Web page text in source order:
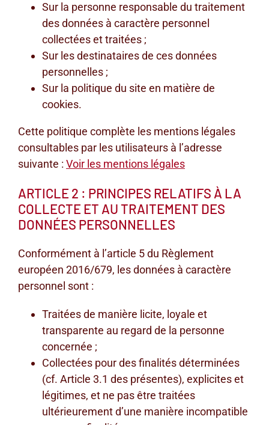
Sur la personne responsable du traitement
des données à caractère personnel
collectées et traitées ;
Sur les destinataires de ces données
personnelles ;
Sur la politique du site en matière de
cookies.
Cette politique complète les mentions légales
consultables par les utilisateurs à l’adresse
suivante : Voir les mentions légales
ARTICLE 2 : PRINCIPES RELATIFS À LA
COLLECTE ET AU TRAITEMENT DES
DONNÉES PERSONNELLES
Conformément à l’article 5 du Règlement
européen 2016/679, les données à caractère
personnel sont :
Traitées de manière licite, loyale et
transparente au regard de la personne
concernée ;
Collectées pour des finalités déterminées
(cf. Article 3.1 des présentes), explicites et
légitimes, et ne pas être traitées
ultérieurement d’une manière incompatible